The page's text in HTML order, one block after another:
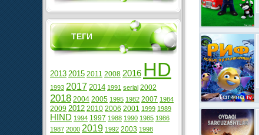
ТЕГИ
2013 2015 2011 2008 2016 HD
1993 2017 2014 1991 serial 2002
2018 2004 2005 1995 1982 2007 1984
2009 2012 2010 2006 2001 1999 1989
HIND 1994 1997 1988 1990 1985 1986
1987 2000 2019 1992 2003 1998